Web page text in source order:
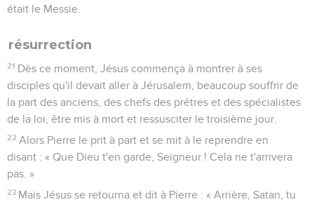
était le Messie.
résurrection
21 Dès ce moment, Jésus commença à montrer à ses
disciples qu'il devait aller à Jérusalem, beaucoup souffrir de
la part des anciens, des chefs des prêtres et des spécialistes
de la loi, être mis à mort et ressusciter le troisième jour.
22 Alors Pierre le prit à part et se mit à le reprendre en
disant : « Que Dieu t'en garde, Seigneur ! Cela ne t'arrivera
pas. »
23 Mais Jésus se retourna et dit à Pierre : « Arrière, Satan, tu